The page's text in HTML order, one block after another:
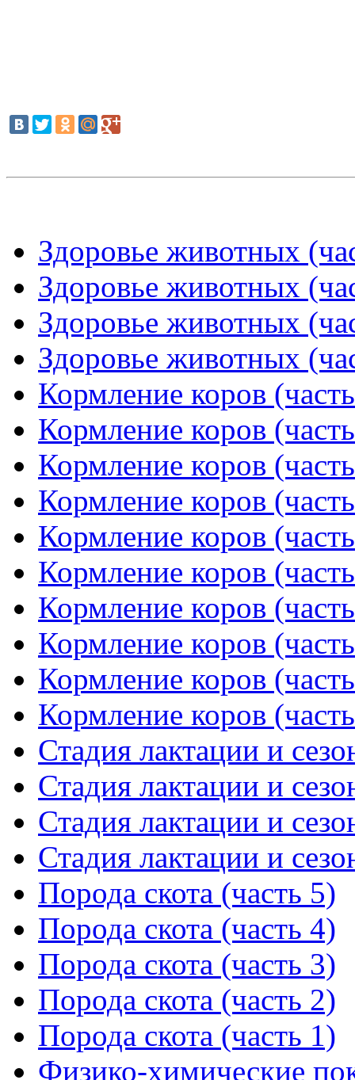
Здоровье животных
Здоровье животных
Здоровье животных
Здоровье животных
Кормление коров
Кормление коров
Кормление коров
Кормление коров
Кормление коров
Кормление коров
Кормление коров
Кормление коров
Кормление коров
Кормление коров
Стадия лактации и
Стадия лактации и
Стадия лактации и
Стадия лактации и
Порода скота (часть 5)
Порода скота (часть 4)
Порода скота (часть 3)
Порода скота (часть 2)
Порода скота (часть 1)
Физико-химические